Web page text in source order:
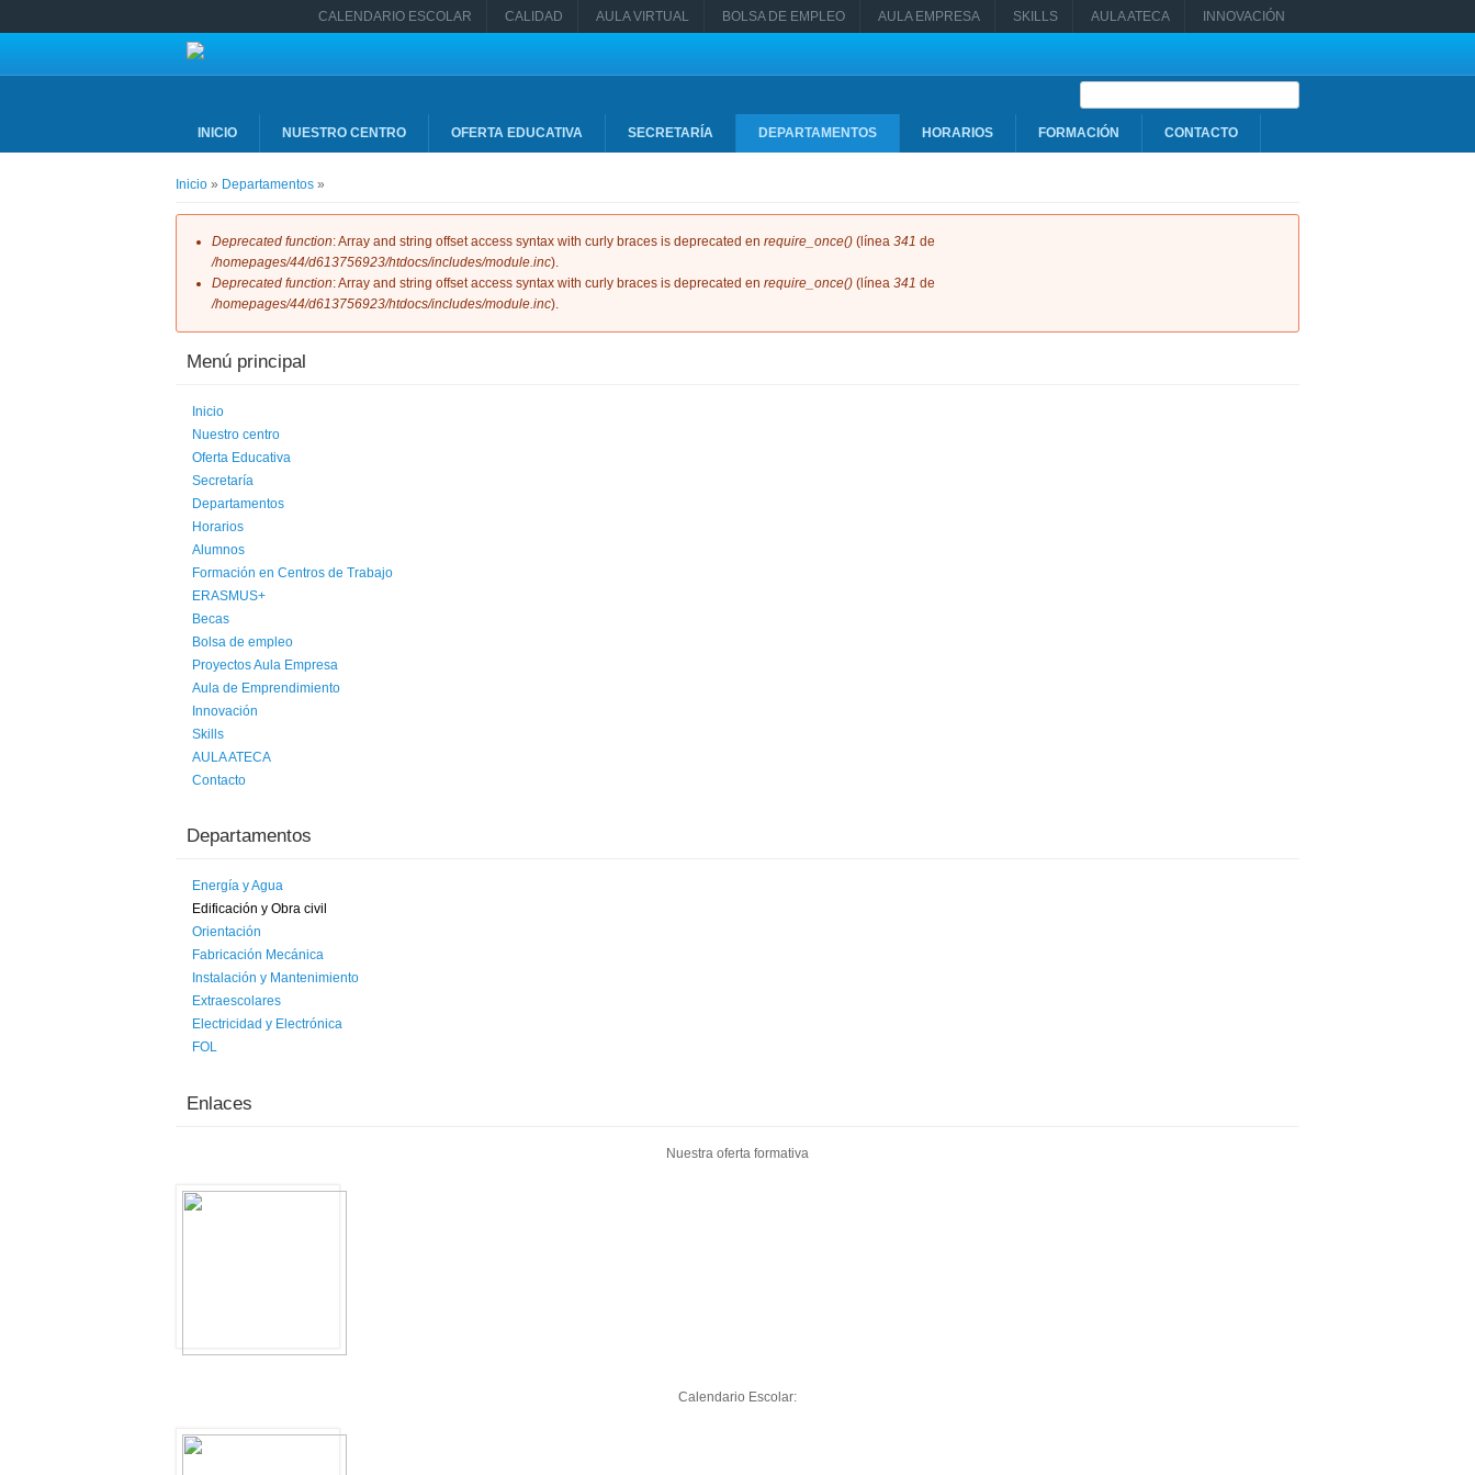
CALENDARIO ESCOLAR CALIDAD AULA VIRTUAL BOLSA DE EMPLEO AULA EMPRESA SKILLS AULA ATECA INNOVACIÓN
Formulario de búsqueda
INICIO NUESTRO CENTRO OFERTA EDUCATIVA SECRETARÍA DEPARTAMENTOS HORARIOS FORMACIÓN CONTACTO
Usted está aquí
Inicio » Departamentos »
Mensaje de error
Deprecated function: Array and string offset access syntax with curly braces is deprecated en require_once() (línea 341 de
/homepages/44/d613756923/htdocs/includes/module.inc).
Deprecated function: Array and string offset access syntax with curly braces is deprecated en require_once() (línea 341 de
/homepages/44/d613756923/htdocs/includes/module.inc).
Menú principal
Inicio
Nuestro centro
Oferta Educativa
Secretaría
Departamentos
Horarios
Alumnos
Formación en Centros de Trabajo
ERASMUS+
Becas
Bolsa de empleo
Proyectos Aula Empresa
Aula de Emprendimiento
Innovación
Skills
AULA ATECA
Contacto
Departamentos
Energía y Agua
Edificación y Obra civil
Orientación
Fabricación Mecánica
Instalación y Mantenimiento
Extraescolares
Electricidad y Electrónica
FOL
Enlaces
Nuestra oferta formativa
Calendario Escolar: